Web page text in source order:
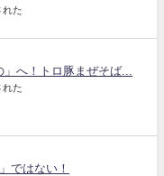
れた
へ！トロ豚まぜそば...
れた
ではない！